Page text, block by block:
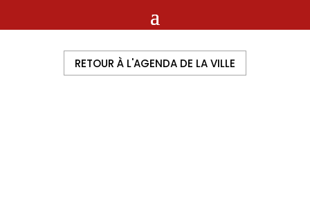
RETOUR À L'AGENDA DE LA VILLE